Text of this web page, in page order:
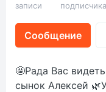
записи подписчика
Сообщение
🤩Рада Вас
сынок Алексей